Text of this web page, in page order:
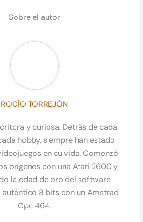
Sobre el autor
ROCÍO TORREJÓN
y curiosa. Detrás de cada
hobby, siempre han estado
en su vida. Comenzó
orígenes con una Atari 2600 y
la edad de oro del software
auténtico 8 bits con un Amstrad
Cpc 464.